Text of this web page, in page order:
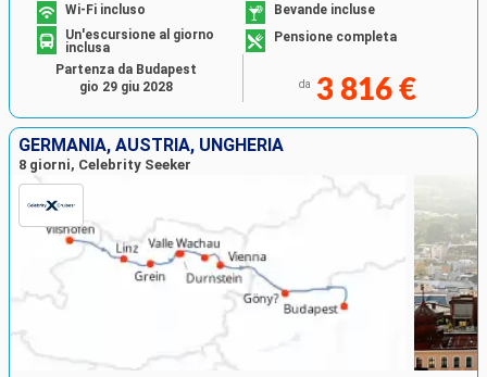
Wi-Fi incluso
Bevande incluse
Un'escursione al giorno
inclusa
Pensione completa
da 3 816 €
Partenza da Budapest
gio 29 giu 2028
GERMANIA, AUSTRIA, UNGHERIA
8 giorni, Celebrity Seeker